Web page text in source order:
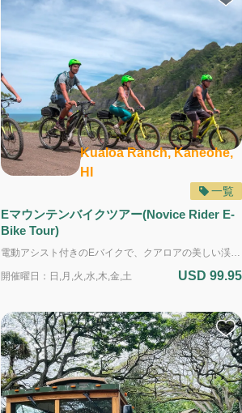
Kualoa Ranch, Kaneohe,
HI
一覧
Eマウンテンバイクツアー(Novice Rider E-
Bike Tour)
電動アシスト付きのEバイクで、クアロアの美しい渓谷をゆったりと景色を楽しみながら走り抜けます。モーターのアシストが効くので、ちょっとした坂道もラクラク。初心者や程よいペースで景色を楽しみたい方ぴったりのアクティビティです。 広々とした牧草地や開けた渓谷のトレイルを走り、そびえ立つコオラウ山脈の迫力ある峰々のふもとを抜けながら、爽やかな風を感じ、ハワイの大自然を全身で楽しめます。ツアー中はガイドがクアロアの歴史や文化、映画ロケ地などの興味深い話を交えながら案内。絶景スポットでは写真タイムもあり、山と海が織りなすダイナミックな景観を余すことなく撮影できます。 クアロアの大自然を程よくアクティブに満喫できる、癒し系のアウトドア体験。UTVや乗馬よりも軽めのアクティビティを探している方にもおすすめです。 Eマウンテンバイクツアーは、こんな方におすすめ！ ・ゆるやかなアクティビティを楽しみたい方 ・自然の中を気軽に探検したい方 ・クアロアランチの絶景をのんびり満喫したい方 ＜複数のツアーを申し込む場合の注意事項＞ ・それぞれのツアーを一つずつ別々にお申し込みください。 ・ツアーの終了予定時間から次のツアーの受付開始時間までの間を、最低でも15分以上空けてください。 ・送迎を希望する場合は、開始時間が早い方のツアーにだけ送迎を付け、早いツアーの開始時間に間に合うように送迎を選択してください。
開催曜日：日,月,火,水,木,金,土 USD 99.95